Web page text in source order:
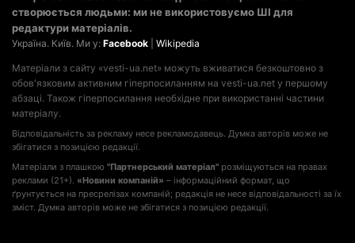
створюється людьми: ми не використовуємо ШІ для
редактури матеріалів.
Україна. Київ. Ми у: Facebook Wikipedia
Матеріали з сайту «vesti-ua.net» можуть вживатися безкоштовно з
обов'язковим активним гіперпосиланням на vesti-ua.net у першому
абзаці. Також гіперпосилання необхідне при використанні частини
матеріалу.
Відповідальність за рекламу несе рекламодавець. Думка авторів може не
збігатися з позицією редакції.
Матеріали з плашкою "Партнерський матеріал" розміщуються на правах
реклами (21+). «Новини компаній» – інформаційний формат, що
ґрунтується на пресрелізах компаній; редакція не несе відповідальності за їх
зміст. Думка авторів може не збігатися з позицією редакції.